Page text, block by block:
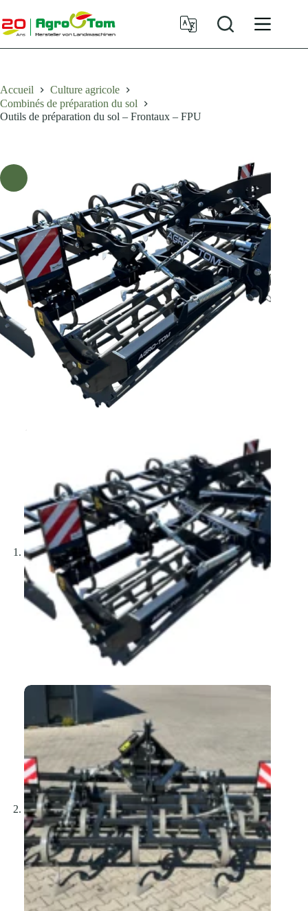
au
contenu
Accueil
Culture agricole
Combinés de préparation du sol
Outils de préparation du sol – Frontaux – FPU